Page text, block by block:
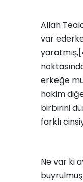
Allah
var
erkeğe
hakim
birbirini
farklı
Ne var ki